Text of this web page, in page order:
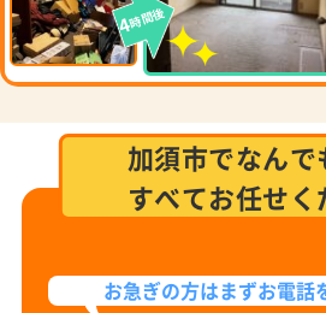
4時間後
加須市でなんで
すべてお任せく
お急ぎの方はまずお電話